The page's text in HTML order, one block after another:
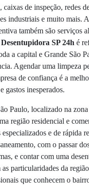
caixas de inspeção, redes
industriais e muito mais.
também são serviços
Desentupidora SP 24h é
a capital e Grande São
Agendar uma limpeza
de confiança é a
gastos inesperados.
Paulo, localizado na
região residencial e
e de rápida
com o passar
e contar com uma
particularidades da
que conhecem o